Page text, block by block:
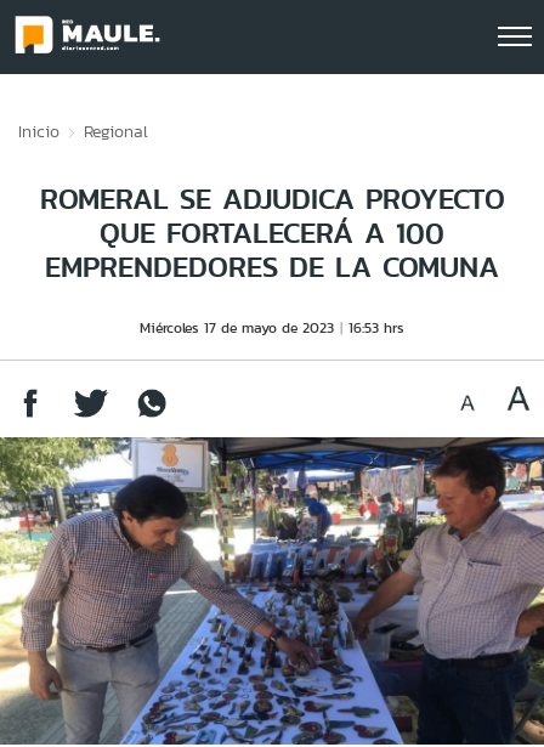
Inicio Regional
ROMERAL SE ADJUDICA PROYECTO
QUE FORTALECERÁ A 100
EMPRENDEDORES DE LA COMUNA
Miércoles 17 de mayo de 2023 16:53 hrs